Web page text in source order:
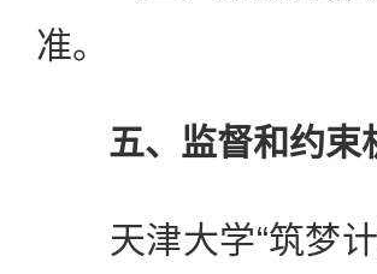
准。
五、监督和约束
天津大学“筑梦计